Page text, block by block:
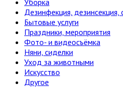
Уборка
Дезинфекция, дезинсекция,
Бытовые услуги
Праздники, мероприятия
Фото- и видеосъёмка
Няни, сиделки
Уход за животными
Искусство
Другое